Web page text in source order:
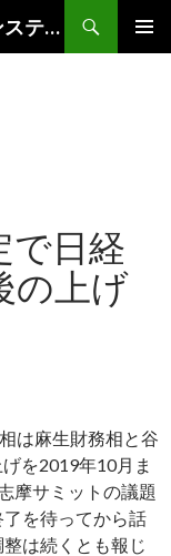
グローバルマクロ・リサーチ・インスティテュート
で日経
の上げ
は麻生財務相と谷
を2019年10月ま
摩サミットの議題
を待ってから話
は続くとも報じ